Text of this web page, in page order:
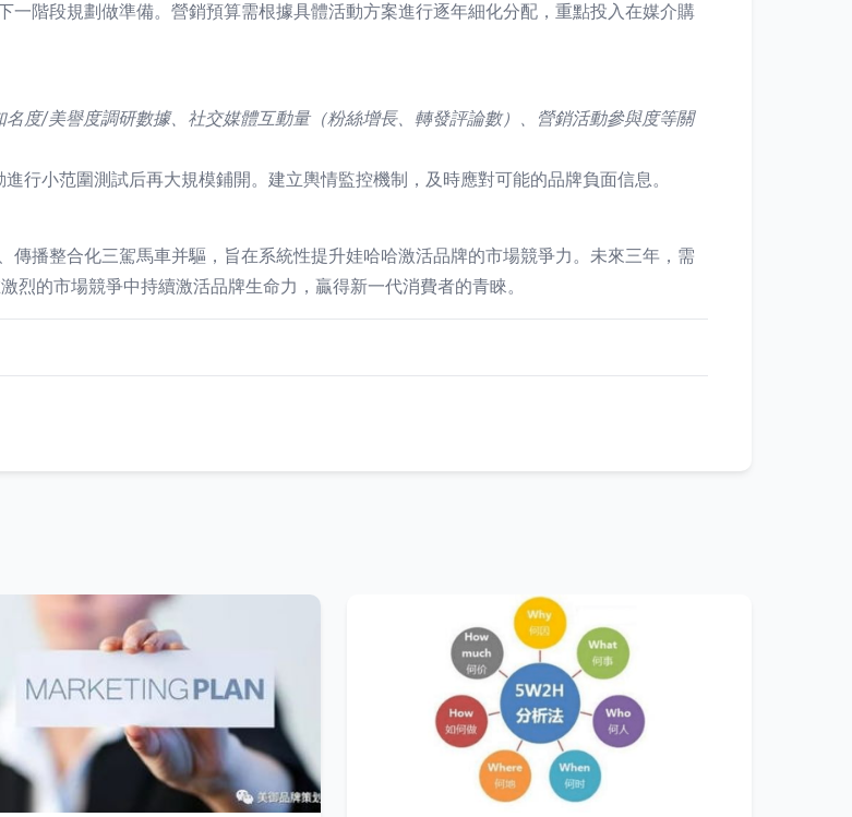
一階段規劃做準備。營銷預算需根據具體活動方案進行逐年細化分配，重點投入在媒介購
度/美譽度調研數據、社交媒體互動量（粉絲增長、轉發評論數）、營銷活動參與度等關
行小范圍測試后再大規模鋪開。建立輿情監控機制，及時應對可能的品牌負面信息。
傳播整合化三駕馬車并驅，旨在系統性提升娃哈哈激活品牌的市場競爭力。未來三年，需
的市場競爭中持續激活品牌生命力，贏得新一代消費者的青睞。